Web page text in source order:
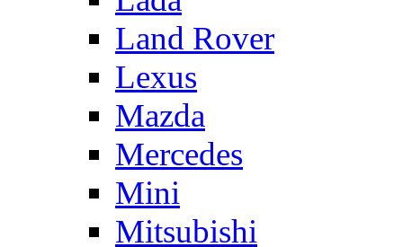
Land Rover
Lexus
Mazda
Mercedes
Mini
Mitsubishi